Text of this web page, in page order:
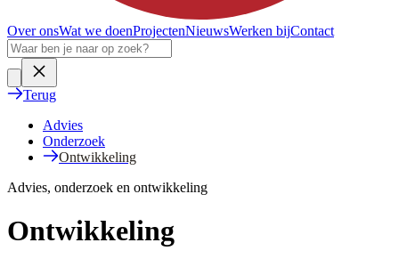
Over onsWat we doenProjectenNieuwsWerken bijContact
Terug
Advies
Onderzoek
Ontwikkeling
Advies, onderzoek en ontwikkeling
Ontwikkeling